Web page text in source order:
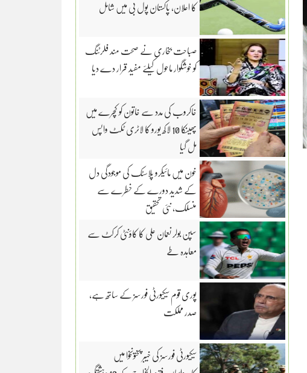
کا اعلان، پاکستان پول بی میں شامل
صباحت بخاری نے صحت مند فلرٹنگ
کو خوشگوار ماحول کیلئے مفید قرار دے دیا
خاکروب کی مدد سے خاتون کو کچرے میں
پھینکا 10 لاکھ یورو کا لاٹری ٹکٹ واپس
مل گیا
خون میں مائیکرو پلاسٹک کی موجودگی دل
کے شدید دورے کے خطرے سے
منسلک، نئی تحقیق
سپن بولر نعمان علی کا کاؤنٹی کرکٹ سے
معاہدہ طے
پوری قوم سیکیورٹی فورسز کے ساتھ ہے،
صدر مملکت
سیکیورٹی فورسز کی خیبر پختونخوا میں